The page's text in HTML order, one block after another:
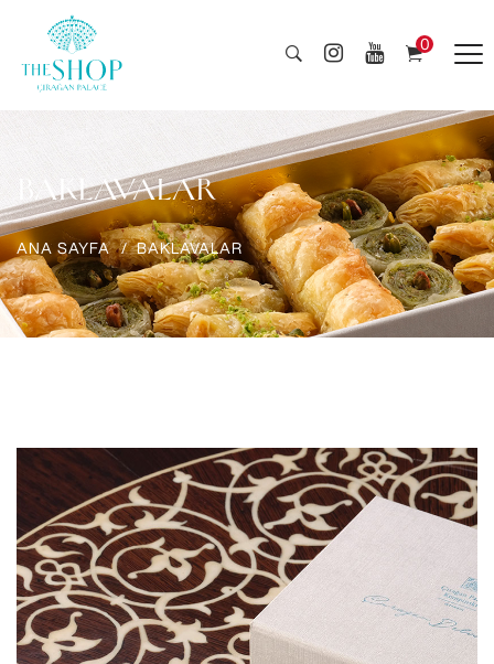
0
BAKLAVALAR
ANA SAYFA BAKLAVALAR